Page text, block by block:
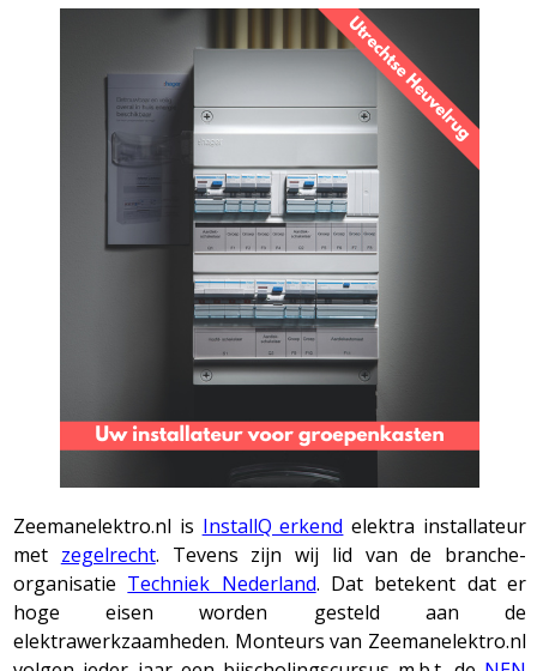
Zeemanelektro.nl is InstallQ erkend elektra installateur
met zegelrecht. Tevens zijn wij lid van de branche-
organisatie Techniek Nederland. Dat betekent dat er
hoge eisen worden gesteld aan de
elektrawerkzaamheden. Monteurs van Zeemanelektro.nl